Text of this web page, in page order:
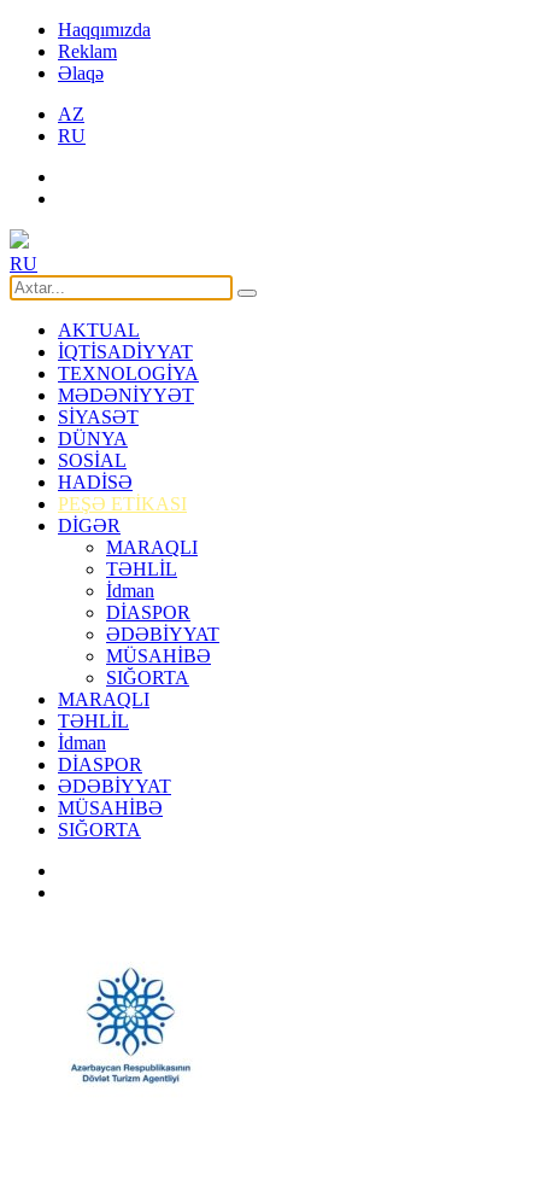
Haqqımızda
Reklam
Əlaqə
AZ
RU
RU
AKTUAL
İQTİSADİYYAT
TEXNOLOGİYA
MƏDƏNİYYƏT
SİYASƏT
DÜNYA
SOSİAL
HADİSƏ
PEŞƏ ETİKASI
DİGƏR
MARAQLI
TƏHLİL
İdman
DİASPOR
ƏDƏBİYYAT
MÜSAHİBƏ
SIĞORTA
MARAQLI
TƏHLİL
İdman
DİASPOR
ƏDƏBİYYAT
MÜSAHİBƏ
SIĞORTA